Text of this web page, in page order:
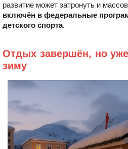
развитие может затронуть и
включён в федеральные
детского спорта.
Отдых завершён, но
зиму